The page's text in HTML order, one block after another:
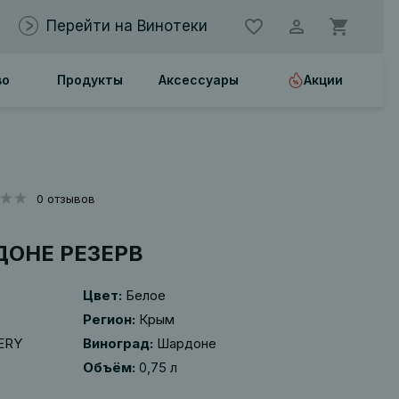
Перейти на Винотеки
Продукты Аксессуары Акции
0 отзывов
РЕЗЕРВ
Цвет: Белое
Регион: Крым
Виноград: Шардоне
Объём: 0,75 л